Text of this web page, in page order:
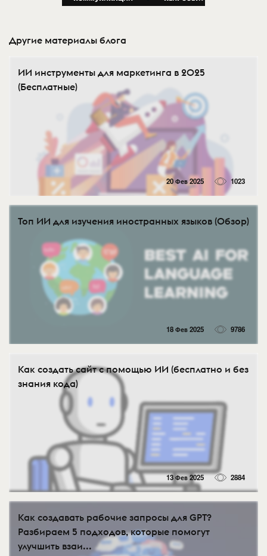
Другие материалы блога
ИИ инструменты для маркетинга в 2025
(Бесплатные)⁠⁠
20 Фев 2025 1023
Топ ИИ для изучения иностранных языков (Обзор)⁠⁠
18 Фев 2025 9786
Как создать сайт с помощью ИИ (бесплатно и без
знания кода)⁠⁠
13 Фев 2025 2884
Как создавать рабочие запросы для GPT?
Разбираем 5 подходов, которые помогут
улучшить взаи...